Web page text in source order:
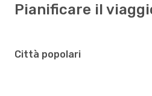
Pianificare il
Città popolari